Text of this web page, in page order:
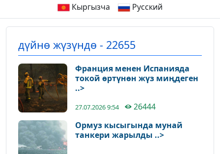
Кыргызча Русский
дүйнө жүзүндө - 22655
Франция менен Испанияда
токой өртүнөн жүз миңдеген
..>
27.07.2026 9:54
26444
Ормуз кысыгында мунай
танкери жарылды ..>